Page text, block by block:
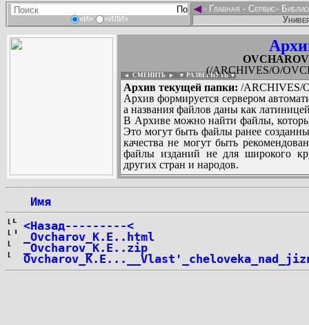
«И» «ИЛИ»
◄- Главная - Сервис-
(/ARCHIVES/O/
◄ СМЕНИТЬ ► ▼ РАЗВЕРНУТЬ ▼
Архив текущей папки: /ARCHIVES/
Архив формируется сервером
а названия файлов даны как
В Архиве можно найти файлы,
Это могут быть файлы ранее
качества не могут быть
файлы изданий не для широкого
других стран и народов.
Имя
<Назад---------<
_Ovcharov_K.E..html
_Ovcharov_K.E..zip